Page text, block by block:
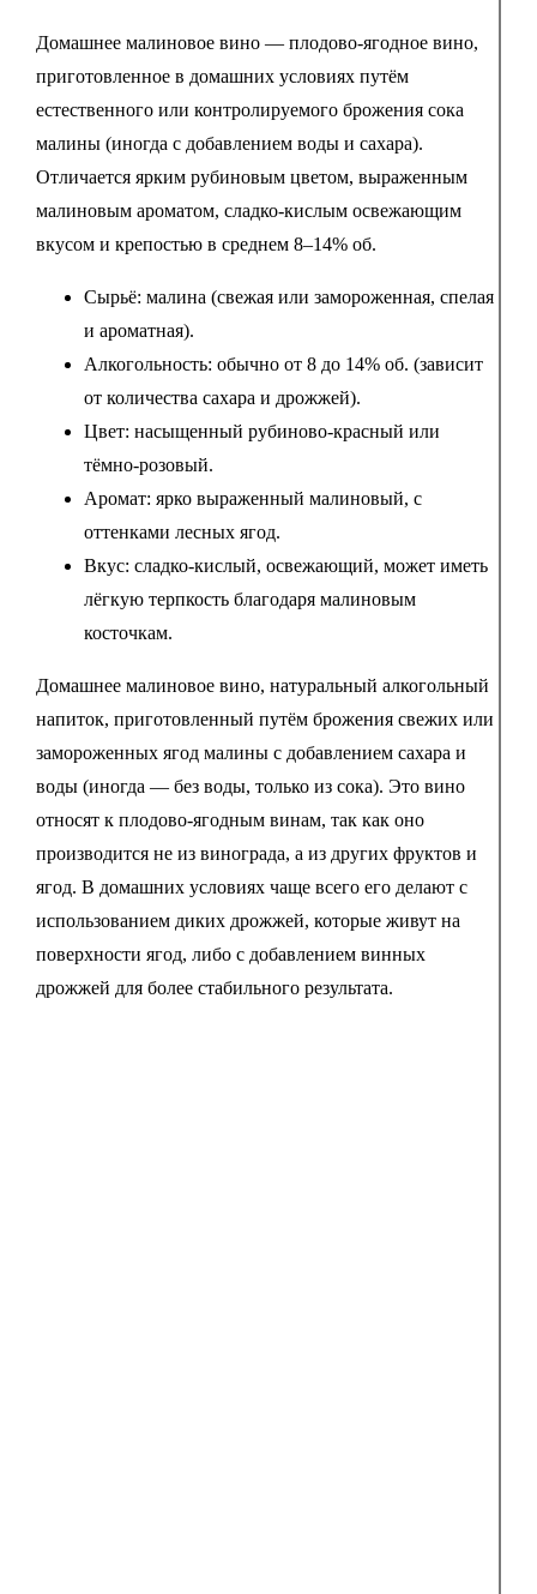
Домашнее малиновое вино — плодово-ягодное вино,
приготовленное в домашних условиях путём
естественного или контролируемого брожения сока
малины (иногда с добавлением воды и сахара).
Отличается ярким рубиновым цветом, выраженным
малиновым ароматом, сладко-кислым освежающим
вкусом и крепостью в среднем 8–14% об.
Сырьё: малина (свежая или замороженная, спелая
и ароматная).
Алкогольность: обычно от 8 до 14% об. (зависит
от количества сахара и дрожжей).
Цвет: насыщенный рубиново-красный или
тёмно-розовый.
Аромат: ярко выраженный малиновый, с
оттенками лесных ягод.
Вкус: сладко-кислый, освежающий, может иметь
лёгкую терпкость благодаря малиновым
косточкам.
Домашнее малиновое вино, натуральный алкогольный
напиток, приготовленный путём брожения свежих или
замороженных ягод малины с добавлением сахара и
воды (иногда — без воды, только из сока). Это вино
относят к плодово-ягодным винам, так как оно
производится не из винограда, а из других фруктов и
ягод. В домашних условиях чаще всего его делают с
использованием диких дрожжей, которые живут на
поверхности ягод, либо с добавлением винных
дрожжей для более стабильного результата.